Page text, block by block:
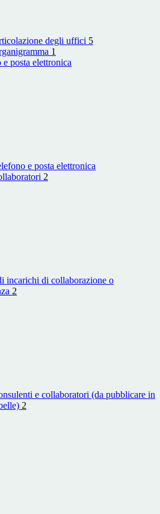
degli uffici 5
1
e posta elettronica
e posta elettronica
2
incarichi di collaborazione o
2
e collaboratori (da pubblicare in
2